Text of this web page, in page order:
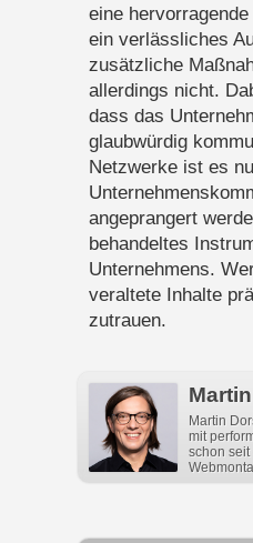
eine
ein verlässliches
zusätzliche
allerdings nicht.
dass das
glaubwürdig
Netzwerke ist es
angeprangert
behandeltes
Unternehmens.
veraltete Inhalte
zutrauen.
Martin
mit
schon seit